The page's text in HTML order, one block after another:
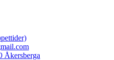
Åkersberga